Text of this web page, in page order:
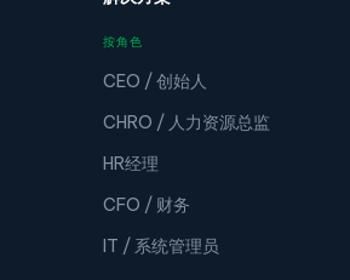
按角色
CEO / 创始人
CHRO / 人力资源总监
HR经理
CFO / 财务
IT / 系统管理员